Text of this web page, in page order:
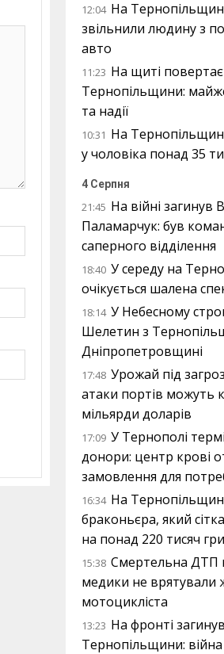
12:04 На
звільнили людину з
авто
11:23 На щиті
Тернопільщини:
та надії
10:31 На
у чоловіка понад 35
4 Серпня
21:45 На війні
Паламарчук: був
саперного відділення
18:40 У середу на
очікується шалена
18:14 У Небесному
Шелетин з
Дніпропетровщині
17:48 Урожай під
атаки портів можуть
мільярди доларів
17:09 У Тернополі
донори: центр крові
замовлення для
16:34 На
браконьєра, який
на понад 220 тисяч
15:38 Смертельна ДТП
медики не врятували
мотоцикліста
13:23 На фронті
Тернопільщини: